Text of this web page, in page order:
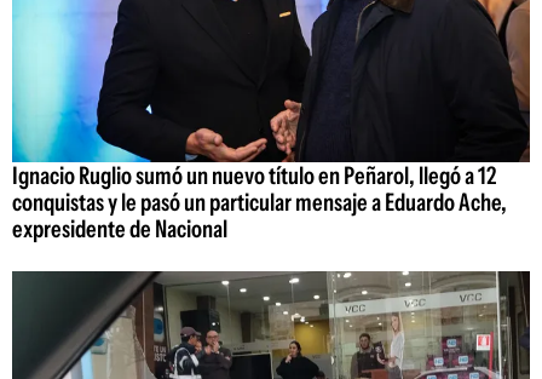
Ignacio Ruglio sumó un nuevo título en Peñarol, llegó a 12
conquistas y le pasó un particular mensaje a Eduardo Ache,
expresidente de Nacional